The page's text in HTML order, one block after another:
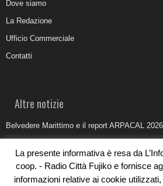
Dove siamo
La Redazione
Ufficio Commerciale
Contatti
Altre notizie
Belvedere Marittimo e il report ARPACAL
Umidità di risalita in casa, come riconoscere i
Torna il Sun Donato Festival 2026
La presente informativa è resa da
coop. - Radio Città Fujiko e fornisce
informazioni relative ai cookie